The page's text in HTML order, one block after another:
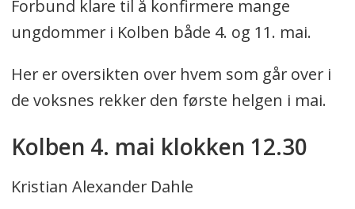
Forbund klare til å konfirmere mange
ungdommer i Kolben både 4. og 11. mai.
Her er oversikten over hvem som går over i
de voksnes rekker den første helgen i mai.
Kolben 4. mai klokken 12.30
Kristian Alexander Dahle